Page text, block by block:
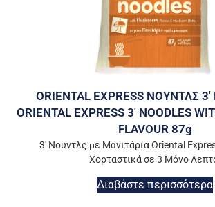
ORIENTAL EXPRESS ΝΟΥΝΤΛΣ
ORIENTAL EXPRESS 3′ NOODLES
FLAVOUR 87g
3′ Νουντλς με Μανιτάρια Oriental
Χορταστικά σε 3 Μόνο
Διαβάστε περισσότερα